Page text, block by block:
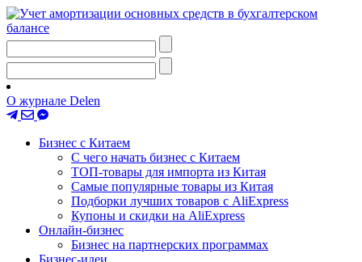
О журнале Delen
Бизнес с Китаем
С чего начать бизнес с Китаем
ТОП-товары для импорта из Китая
Самые популярные товары из Китая
Подборки лучших товаров с AliExpress
Купоны и скидки на AliExpress
Онлайн-бизнес
Бизнес на партнерских программах
Бизнес-идеи